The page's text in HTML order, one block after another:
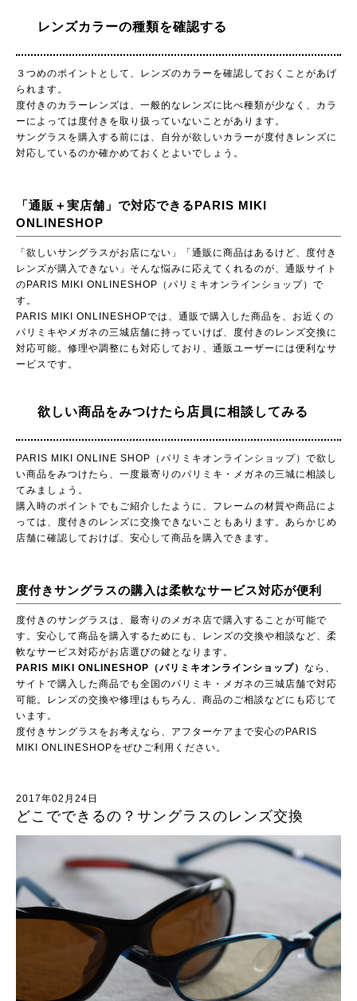
レンズカラーの種類を確認する
３つめのポイントとして、レンズのカラーを確認しておくことがあげ
られます。
度付きのカラーレンズは、一般的なレンズに比べ種類が少なく、カラ
ーによっては度付きを取り扱っていないことがあります。
サングラスを購入する前には、自分が欲しいカラーが度付きレンズに
対応しているのか確かめておくとよいでしょう。
「通販＋実店舗」で対応できるPARIS MIKI
ONLINESHOP
「欲しいサングラスがお店にない」「通販に商品はあるけど、度付き
レンズが購入できない」そんな悩みに応えてくれるのが、通販サイト
のPARIS MIKI ONLINESHOP（パリミキオンラインショップ）で
す。
PARIS MIKI ONLINESHOPでは、通販で購入した商品を、お近くの
パリミキやメガネの三城店舗に持っていけば、度付きのレンズ交換に
対応可能。修理や調整にも対応しており、通販ユーザーには便利なサ
ービスです。
欲しい商品をみつけたら店員に相談してみる
PARIS MIKI ONLINE SHOP（パリミキオンラインショップ）で欲し
い商品をみつけたら、一度最寄りのパリミキ・メガネの三城に相談し
てみましょう。
購入時のポイントでもご紹介したように、フレームの材質や商品によ
っては、度付きのレンズに交換できないこともあります。あらかじめ
店舗に確認しておけば、安心して商品を購入できます。
度付きサングラスの購入は柔軟なサービス対応が便利
度付きのサングラスは、最寄りのメガネ店で購入することが可能で
す。安心して商品を購入するためにも、レンズの交換や相談など、柔
軟なサービス対応がお店選びの鍵となります。
PARIS MIKI ONLINESHOP（パリミキオンラインショップ） なら、
サイトで購入した商品でも全国のパリミキ・メガネの三城店舗で対応
可能。レンズの交換や修理はもちろん、商品のご相談などにも応じて
います。
度付きサングラスをお考えなら、アフターケアまで安心のPARIS
MIKI ONLINESHOPをぜひご利用ください。
2017年02月24日
どこでできるの？サングラスのレンズ交換